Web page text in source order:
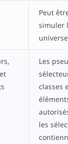
Peut
simuler
Les
classes
les